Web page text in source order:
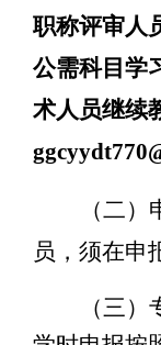
职称评审人
公需科目 学
术人员继续
（二）
员， 须在申
（三）